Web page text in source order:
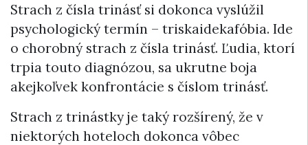
Strach z čísla trinásť si dokonca vyslúžil
psychologický termín – triskaidekafóbia. Ide
o chorobný strach z čísla trinásť. Ľudia, ktorí
trpia touto diagnózou, sa ukrutne boja
akejkoľvek konfrontácie s číslom trinásť.
Strach z trinástky je taký rozšírený, že v
niektorých hoteloch dokonca vôbec